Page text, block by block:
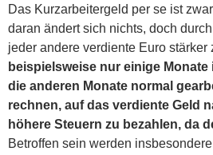
Das Kurzarbeitergeld per se ist
daran ändert sich nichts, doch
jeder andere verdiente Euro stärker
beispielsweise nur einige
die anderen Monate normal
rechnen, auf das verdiente Geld
höhere Steuern zu bezahlen, da
Betroffen sein werden